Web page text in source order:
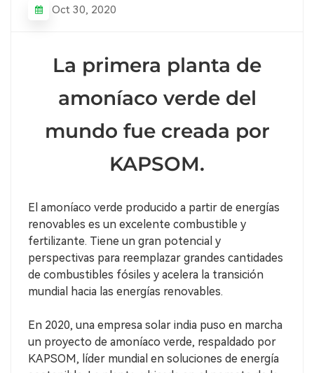
Oct 30, 2020
La primera planta de
amoníaco verde del
mundo fue creada por
KAPSOM.
El amoníaco verde producido a partir de energías
renovables es un excelente combustible y
fertilizante. Tiene un gran potencial y
perspectivas para reemplazar grandes cantidades
de combustibles fósiles y acelera la transición
mundial hacia las energías renovables.
En 2020, una empresa solar india puso en marcha
un proyecto de amoníaco verde, respaldado por
KAPSOM, líder mundial en soluciones de energía